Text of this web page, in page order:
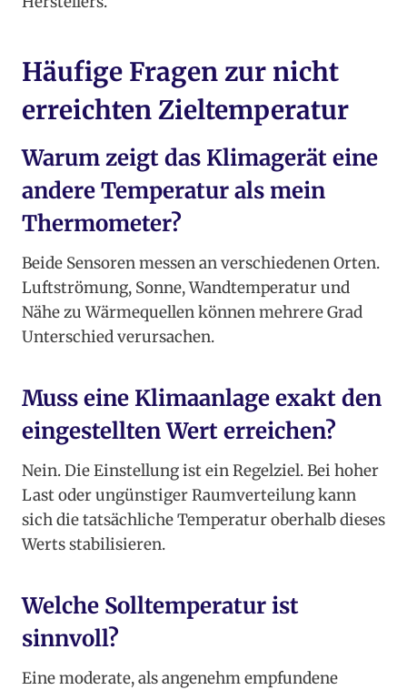
Häufige Fragen zur nicht
erreichten Zieltemperatur
Warum zeigt das Klimagerät eine
andere Temperatur als mein
Thermometer?
Beide Sensoren messen an verschiedenen Orten.
Luftströmung, Sonne, Wandtemperatur und
Nähe zu Wärmequellen können mehrere Grad
Unterschied verursachen.
Muss eine Klimaanlage exakt den
eingestellten Wert erreichen?
Nein. Die Einstellung ist ein Regelziel. Bei hoher
Last oder ungünstiger Raumverteilung kann
sich die tatsächliche Temperatur oberhalb dieses
Werts stabilisieren.
Welche Solltemperatur ist
sinnvoll?
Eine moderate, als angenehm empfundene